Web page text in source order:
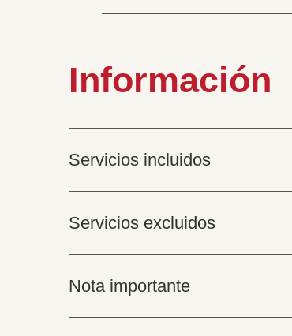
Información
Servicios incluidos
Servicios excluidos
Nota importante